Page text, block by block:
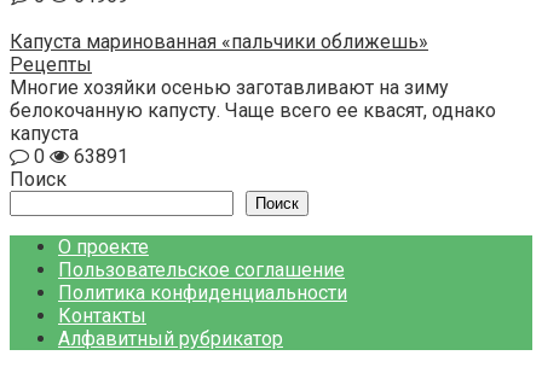
Капуста маринованная «пальчики оближешь»
Рецепты
Многие хозяйки осенью заготавливают на зиму
белокочанную капусту. Чаще всего ее квасят, однако
капуста
0
63891
Поиск
Поиск
О проекте
Пользовательское соглашение
Политика конфиденциальности
Контакты
Алфавитный рубрикатор